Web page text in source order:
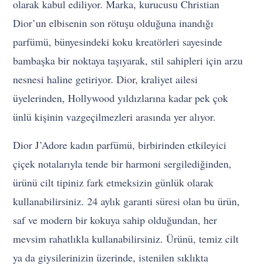
olarak kabul ediliyor. Marka, kurucusu Christian
Dior’un elbisenin son rötuşu olduğuna inandığı
parfümü, bünyesindeki koku kreatörleri sayesinde
bambaşka bir noktaya taşıyarak, stil sahipleri için arzu
nesnesi haline getiriyor. Dior, kraliyet ailesi
üyelerinden, Hollywood yıldızlarına kadar pek çok
ünlü kişinin vazgeçilmezleri arasında yer alıyor.
Dior J’Adore kadın parfümü, birbirinden etkileyici
çiçek notalarıyla tende bir harmoni sergilediğinden,
ürünü cilt tipiniz fark etmeksizin günlük olarak
kullanabilirsiniz. 24 aylık garanti süresi olan bu ürün,
saf ve modern bir kokuya sahip olduğundan, her
mevsim rahatlıkla kullanabilirsiniz. Ürünü, temiz cilt
ya da giysilerinizin üzerinde, istenilen sıklıkta